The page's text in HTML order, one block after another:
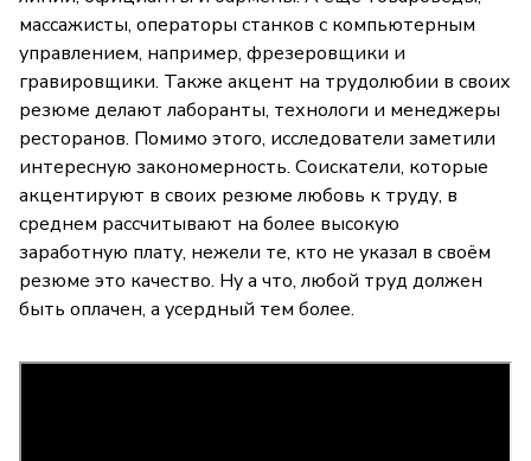
массажисты, операторы станков с компьютерным
управлением, например, фрезеровщики и
гравировщики. Также акцент на трудолюбии в своих
резюме делают лаборанты, технологи и менеджеры
ресторанов. Помимо этого, исследователи заметили
интересную закономерность. Соискатели, которые
акцентируют в своих резюме любовь к труду, в
среднем рассчитывают на более высокую
заработную плату, нежели те, кто не указал в своём
резюме это качество. Ну а что, любой труд должен
быть оплачен, а усердный тем более.